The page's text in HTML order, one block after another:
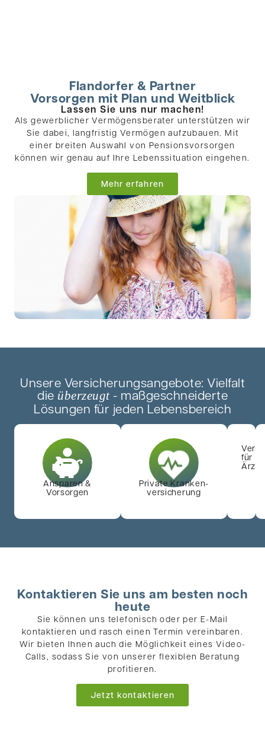
Flandorfer & Partner
Vorsorgen mit Plan und Weitblick
Lassen Sie uns nur machen!
Als gewerblicher Vermögensberater unterstützen wir
Sie dabei, langfristig Vermögen aufzubauen. Mit
einer breiten Auswahl von Pensionsvorsorgen
können wir genau auf Ihre Lebenssituation eingehen.
Mehr erfahren
Unsere Versicherungsangebote: Vielfalt
die überzeugt- maßgeschneiderte
Lösungen für jeden Lebensbereich
Ansparen &
Vorsorgen
Private Kranken-
versicherung
für
Kontaktieren Sie uns am besten noch
heute
Sie können uns telefonisch oder per E-Mail
kontaktieren und rasch einen Termin vereinbaren.
Wir bieten Ihnen auch die Möglichkeit eines Video-
Calls, sodass Sie von unserer flexiblen Beratung
profitieren.
Jetzt kontaktieren